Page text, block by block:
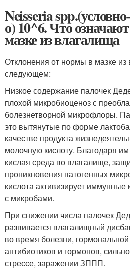
Neisseria
о) 10^6. Что
мазке из влагалища
Отклонения от нормы в мазке из
следующем:
Низкое содержание палочек
плохой микробиоценоз с
болезнетворной микрофлоры.
это вытянутые по форме
качестве продукта
молочную кислоту. Благодаря
кислая среда во влагалище,
проникновения патогенных
кислота активизирует иммунные
с микробами.
При снижении числа палочек
развивается влагалищный
во время болезни,
антибиотиков и гормонов,
стрессе, заражении ЗППП.